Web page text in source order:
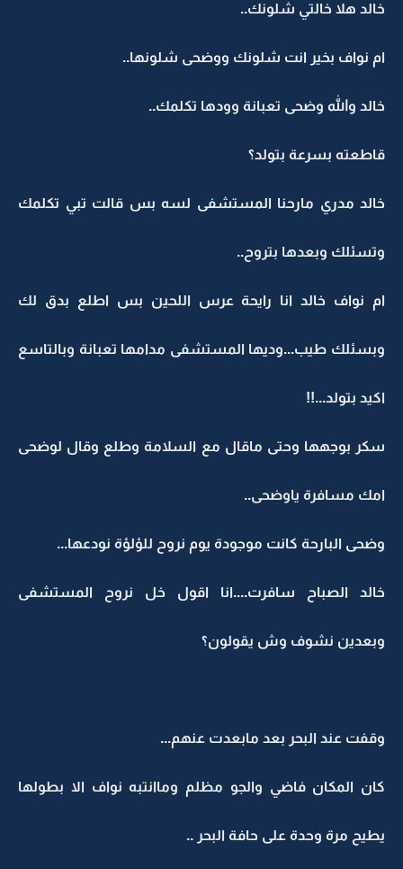
خالد هلا خالتي شلونك..
ام نواف بخير انت شلونك ووضحى شلونها..
خالد والله وضحى تعبانة وودها تكلمك..
قاطعته بسرعة بتولد؟
خالد مدري مارحنا المستشفى لسه بس قالت تبي تكلمك
وتسئلك وبعدها بتروح..
ام نواف خالد انا رايحة عرس اللحين بس اطلع بدق لك
وبسئلك طيب...وديها المستشفى مدامها تعبانة وبالتاسع
اكيد بتولد...!!
سكر بوجهها وحتى ماقال مع السلامة وطلع وقال لوضحى
امك مسافرة ياوضحى..
وضحى البارحة كانت موجودة يوم نروح للؤلؤة نودعها...
خالد الصباح سافرت....انا اقول خل نروح المستشفى
وبعدين نشوف وش يقولون؟
وقفت عند البحر بعد مابعدت عنهم...
كان المكان فاضي والجو مظلم وماانتبه نواف الا بطولها
يطيح مرة وحدة على حافة البحر ..